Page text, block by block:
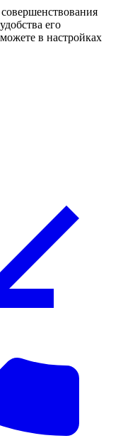
его
в настройках